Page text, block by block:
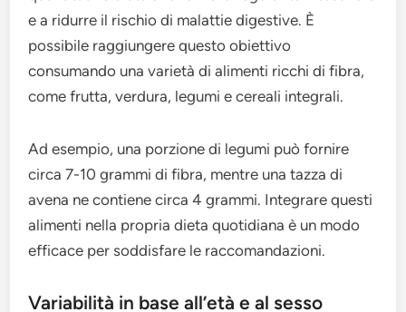
e a ridurre il rischio di malattie digestive. È
possibile raggiungere questo obiettivo
consumando una varietà di alimenti ricchi di fibra,
come frutta, verdura, legumi e cereali integrali.
Ad esempio, una porzione di legumi può fornire
circa 7-10 grammi di fibra, mentre una tazza di
avena ne contiene circa 4 grammi. Integrare questi
alimenti nella propria dieta quotidiana è un modo
efficace per soddisfare le raccomandazioni.
Variabilità in base all’età e al sesso